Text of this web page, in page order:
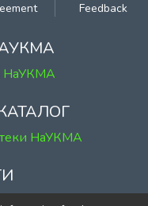
Feedback
НаУКМА
НаУКМА
2